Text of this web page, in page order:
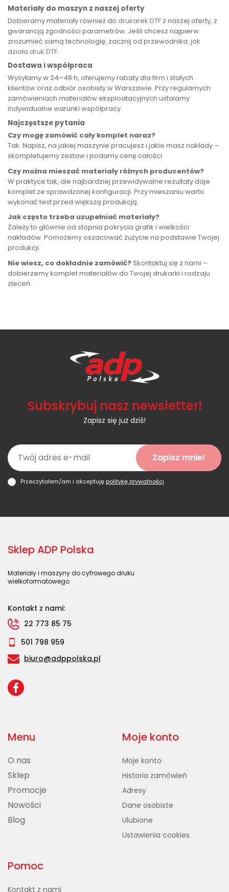
Materiały do maszyn z naszej oferty
Dobieramy materiały również do drukarek DTF z naszej oferty, z
gwarancją zgodności parametrów. Jeśli chcesz najpierw
zrozumieć samą technologię, zacznij od przewodnika: jak
działa druk DTF.
Dostawa i współpraca
Wysyłamy w 24–48 h, oferujemy rabaty dla firm i stałych
klientów oraz odbiór osobisty w Warszawie. Przy regularnych
zamówieniach materiałów eksploatacyjnych ustalamy
indywidualne warunki współpracy.
Najczęstsze pytania
Czy mogę zamówić cały komplet naraz?
Tak. Napisz, na jakiej maszynie pracujesz i jakie masz nakłady –
skompletujemy zestaw i podamy cenę całości.
Czy można mieszać materiały różnych producentów?
W praktyce tak, ale najbardziej przewidywalne rezultaty daje
komplet ze sprawdzonej konfiguracji. Przy mieszaniu warto
wykonać test przed większą produkcją.
Jak często trzeba uzupełniać materiały?
Zależy to głównie od stopnia pokrycia grafik i wielkości
nakładów. Pomożemy oszacować zużycie na podstawie Twojej
produkcji.
Nie wiesz, co dokładnie zamówić?Skontaktuj się z nami –
dobierzemy komplet materiałów do Twojej drukarki i rodzaju
zleceń.
Subskrybuj nasz newsletter!
Zapisz się już dziś!
Zapisz mnie!
Przeczytałem/am i akceptuję politykę prywatności
Sklep ADP Polska
Materiały i maszyny do cyfrowego druku
wielkoformatowego
Kontakt z nami:
22 773 85 75
501 798 959
biuro@adppolska.pl
Menu
O nas
Sklep
Promocje
Nowości
Blog
Moje konto
Moje konto
Historia zamówień
Adresy
Dane osobiste
Ulubione
Ustawienia cookies
Pomoc
Kontakt z nami